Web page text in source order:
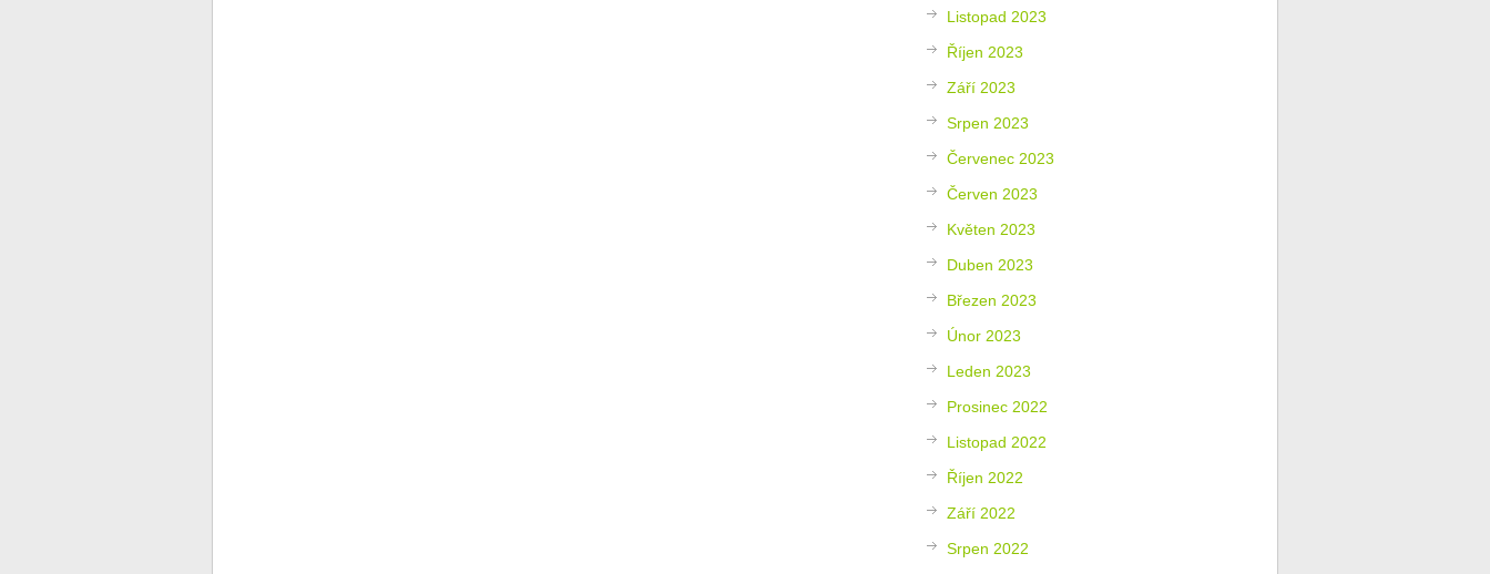
Listopad 2023
Říjen 2023
Září 2023
Srpen 2023
Červenec 2023
Červen 2023
Květen 2023
Duben 2023
Březen 2023
Únor 2023
Leden 2023
Prosinec 2022
Listopad 2022
Říjen 2022
Září 2022
Srpen 2022